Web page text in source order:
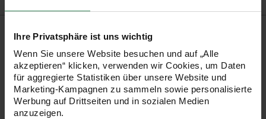
Ihre Privatsphäre ist uns wichtig
Wenn Sie unsere Website besuchen und auf „Alle
akzeptieren“ klicken, verwenden wir Cookies, um Daten
für aggregierte Statistiken über unsere Website und
Marketing-Kampagnen zu sammeln sowie personalisierte
Werbung auf Drittseiten und in sozialen Medien
anzuzeigen.
Produktbeschreibung
Für weihnachtlichen Schmuck sorgt das beschneite Bündel
bestehend aus 16 Zapfen. Integrieren Sie es in Ihren
Tischschmuck oder befestigen Sie es an einer
weihnachtlichen Wanddeko.